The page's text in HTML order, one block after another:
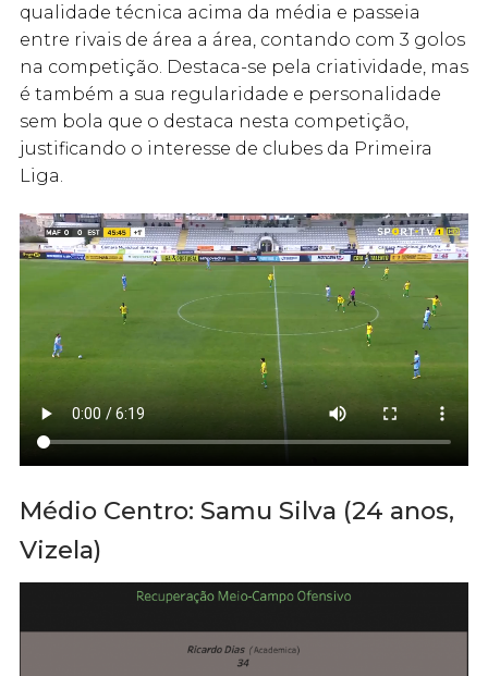
qualidade técnica acima da média e passeia
entre rivais de área a área, contando com 3 golos
na competição. Destaca-se pela criatividade, mas
é também a sua regularidade e personalidade
sem bola que o destaca nesta competição,
justificando o interesse de clubes da Primeira
Liga.
Médio Centro: Samu Silva (24 anos,
Vizela)